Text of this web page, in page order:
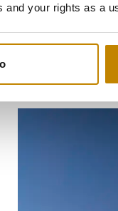
your rights as a